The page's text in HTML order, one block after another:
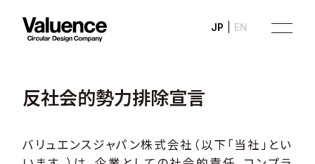
EN
JP
反社会的勢力排除宣言
バリュエンスジャパン株式会社（以下「当社」とい